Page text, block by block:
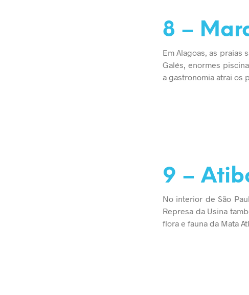
8 –
Em Alagoas, as praias
Galés, enormes
a gastronomia atrai os
9 –
No interior de São
Represa da Usina
flora e fauna da Mata